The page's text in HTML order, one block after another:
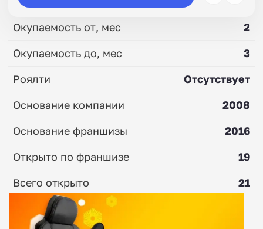
Окупаемость от, мес
2
Окупаемость до, мес
3
Роялти
Отсутствует
Основание компании
2008
Основание франшизы
2016
Открыто по франшизе
19
Всего открыто
21